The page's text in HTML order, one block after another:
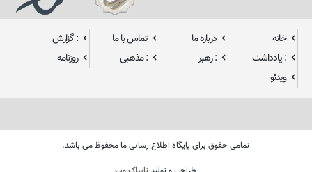
خانه درباره ما تماس با ما
: گزارش
: یادداشت
: رهبر : مذهبی
روزنامه
ویدئو
تمامی حقوق برای پایگاه اطلاع رسانی ما محفوظ می باشد.